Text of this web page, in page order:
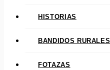
HISTORIAS
BANDIDOS RURALES
FOTAZAS